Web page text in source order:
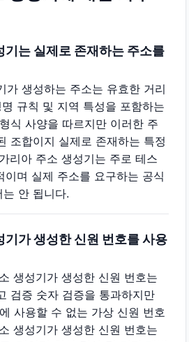
기는 실제로 존재하는 주소를
가 생성하는 주소는 유효한 거리
규칙 및 지역 특성을 포함하는
식 사양을 따르지만 이러한 주
조합이지 실제로 존재하는 특정
리아 주소 생성기는 주로 테스
이며 실제 주소를 요구하는 공식
안 됩니다.
기가 생성한 신원 번호를 사용
생성기가 생성한 신원 번호는
검증 숫자 검증을 통과하지만
사용할 수 없는 가상 신원 번호
생성기가 생성한 신원 번호는